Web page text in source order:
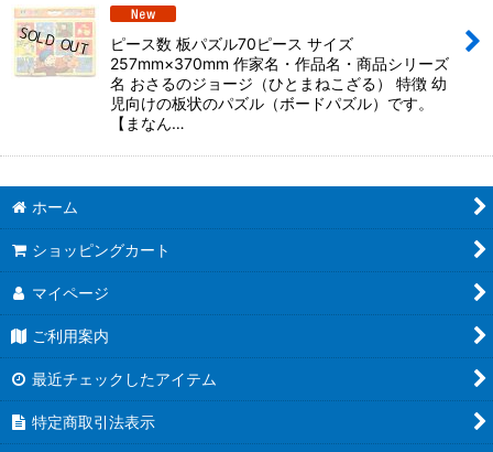
絞り込む
ピース数 板パズル70ピース サイズ
257mm×370mm 作家名・作品名・商品シリーズ
名 おさるのジョージ（ひとまねこざる） 特徴 幼
児向けの板状のパズル（ボードパズル）です。
【まなん…
ホーム
ショッピングカート
マイページ
ご利用案内
最近チェックしたアイテム
特定商取引法表示